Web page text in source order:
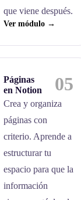
que viene después.
Ver módulo →
Páginas
en Notion
05
Crea y organiza
páginas con
criterio. Aprende a
estructurar tu
espacio para que la
información